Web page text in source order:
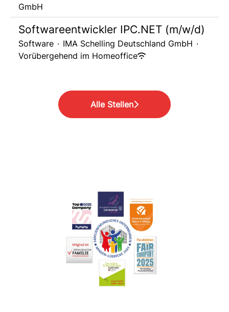
GmbH
Softwareentwickler IPC.NET (m/w/d)
Software · IMA Schelling Deutschland GmbH ·
Vorübergehend im Homeoffice
Alle Stellen